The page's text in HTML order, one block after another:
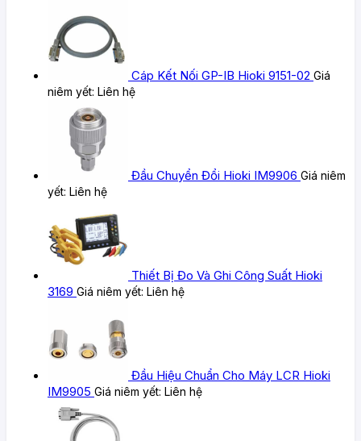
Cáp Kết Nối GP-IB Hioki 9151-02 Giá
niêm yết: Liên hệ
Đầu Chuyển Đổi Hioki IM9906 Giá niêm
yết: Liên hệ
Thiết Bị Đo Và Ghi Công Suất Hioki
3169 Giá niêm yết: Liên hệ
Đầu Hiệu Chuẩn Cho Máy LCR Hioki
IM9905 Giá niêm yết: Liên hệ